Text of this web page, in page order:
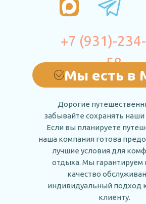
+7 (931)-
58
Дорогие
забывайте сохранять
Если вы планируете
наша компания готова
лучшие условия для
отдыха. Мы гарантируем
качество
индивидуальный подход
клиенту.
Мы есть в